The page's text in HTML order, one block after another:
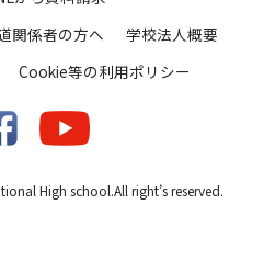
関係者の方へ
学校法人概要
Cookie等の利用ポリシー
High school.All right’s reserved.